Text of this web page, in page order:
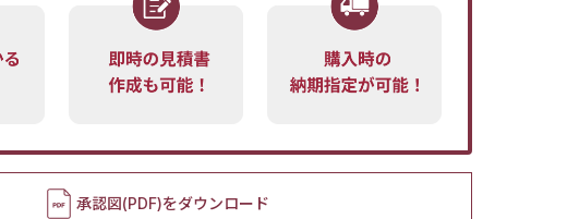
承認図(PDF)をダウンロード